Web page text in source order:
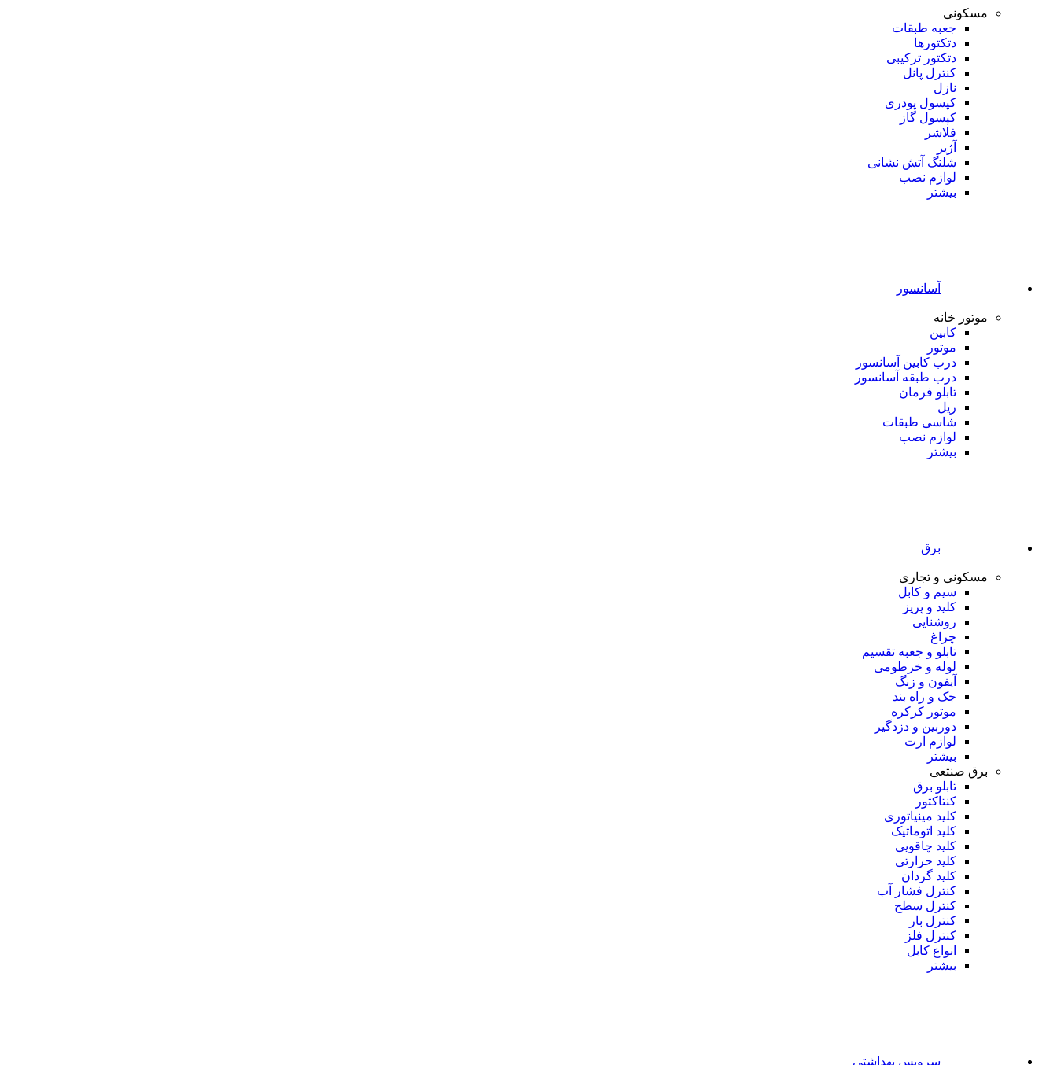
مسکونی
جعبه طبقات
دتکتورها
دتکتور ترکیبی
کنترل پانل
نازل
کپسول پودری
کپسول گاز
فلاشر
آژیر
شلنگ آتش نشانی
لوازم نصب
بیشتر
آسانسور
موتور خانه
کابین
موتور
درب کابین آسانسور
درب طبقه آسانسور
تابلو فرمان
ریل
شاسی طبقات
لوازم نصب
بیشتر
برق
مسکونی و تجاری
سیم و کابل
کلید و پریز
روشنایی
چراغ
تابلو و جعبه تقسیم
لوله و خرطومی
آیفون و زنگ
جک و راه بند
موتور کرکره
دوربین و دزدگیر
لوازم ارت
بیشتر
برق صنتعی
تابلو برق
کنتاکتور
کلید مینیاتوری
کلید اتوماتیک
کلید چاقویی
کلید حرارتی
کلید گردان
کنترل فشار آب
کنترل سطح
کنترل بار
کنترل فلز
انواع کابل
بیشتر
سرویس بهداشتی